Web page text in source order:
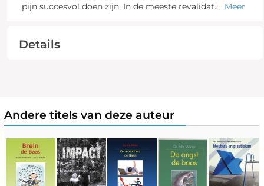
pijn succesvol doen zijn. In de meeste revalidat... Meer
Details
Andere titels van deze auteur